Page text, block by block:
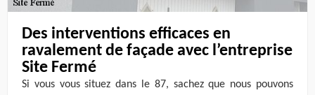
Des interventions efficaces en
ravalement de façade avec l’entreprise
Site Fermé
Si vous vous situez dans le 87, sachez que nous pouvons